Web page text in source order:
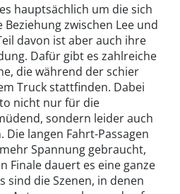
hauptsächlich um die sich
zwischen Lee und
davon ist aber auch ihre
Dafür gibt es zahlreiche
die während der schier
Truck stattfinden. Dabei
nicht nur für die
sondern leider auch
langen Fahrt-Passagen
Spannung gebraucht,
Finale dauert es eine ganze
sind die Szenen, in denen